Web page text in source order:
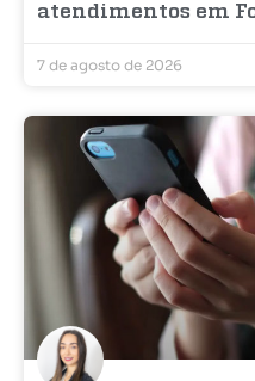
atendimentos em
7 de agosto de 2026